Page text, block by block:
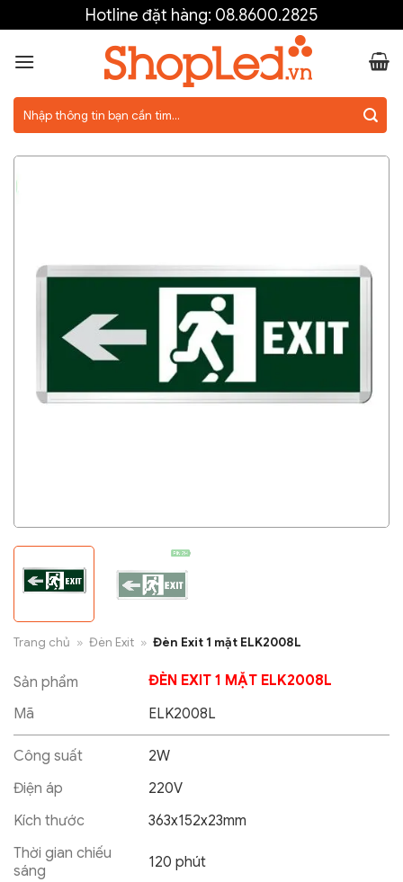
to
content
Hotline đặt hàng: 08.8600.2825
kiếm:
Trang chủ » Đèn Exit » Đèn Exit 1 mặt ELK2008L
Sản phẩm
ĐÈN EXIT 1 MẶT ELK2008L
Mã
ELK2008L
Công suất
2W
Điện áp
220V
Kích thước
363x152x23mm
Thời gian chiếu
sáng
120 phút